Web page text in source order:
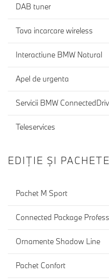
DAB tuner
Tava incarcare wireless
Interactiune BMW Natural
Apel de urgenta
Servicii BMW
Teleservices
EDIŢIE ŞI PACHETE
Pachet M Sport
Connected Package
Ornamente Shadow Line
Pachet Confort